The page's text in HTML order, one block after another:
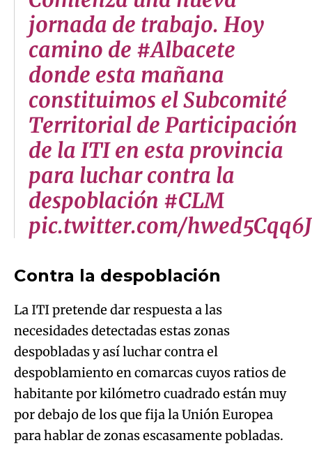
jornada de trabajo. Hoy
camino de #Albacete
donde esta mañana
constituimos el Subcomité
Territorial de Participación
de la ITI en esta provincia
para luchar contra la
despoblación #CLM
pic.twitter.com/hwed5Cqq6J
Contra la despoblación
La ITI pretende dar respuesta a las
necesidades detectadas estas zonas
despobladas y así luchar contra el
despoblamiento en comarcas cuyos ratios de
habitante por kilómetro cuadrado están muy
por debajo de los que fija la Unión Europea
para hablar de zonas escasamente pobladas.